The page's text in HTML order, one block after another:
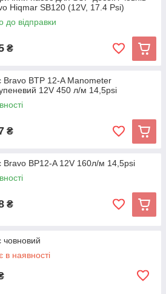
Hiqmar SB120 (12V, 17.4 Psi)
до відправки
₴
Bravo BTP 12-A Manometer
12V 450 л/м 14,5psi
₴
Bravo BP12-A 12V 160л/м 14,5psi
₴
човновий
в наявності